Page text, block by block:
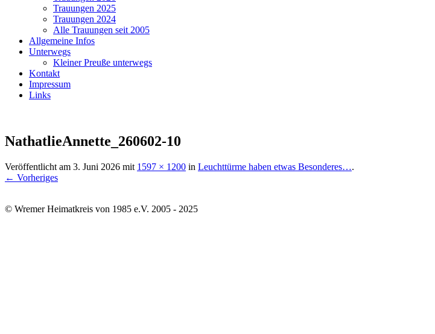
Trauungen 2025
Trauungen 2024
Alle Trauungen seit 2005
Allgemeine Infos
Unterwegs
Kleiner Preuße unterwegs
Kontakt
Impressum
Links
NathatlieAnnette_260602-10
Veröffentlicht am 3. Juni 2026 mit 1597 × 1200 in Leuchttürme haben etwas Besonderes….
← Vorheriges
© Wremer Heimatkreis von 1985 e.V. 2005 - 2025